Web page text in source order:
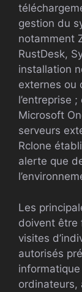
gestion du
notamment
RustDesk,
installation
externes ou
l’entreprise
Microsoft
serveurs
Rclone
alerte que
Les
doivent être
visites
autorisés
ordinateurs,